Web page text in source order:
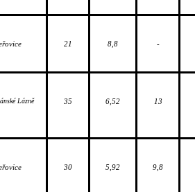
21 8,8 -
Lázně 35 6,52 13
30 5,92 9,8